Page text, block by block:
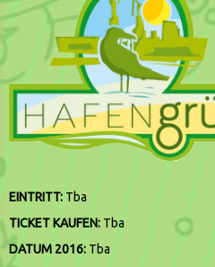
EINTRITT: Tba
TICKET KAUFEN: Tba
DATUM 2016: Tba